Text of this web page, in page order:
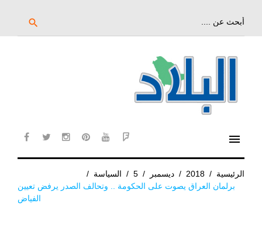
search
menu
الرئيسية /
2018
/ ديسمبر /
5
/ السياسة /
برلمان العراق يصوت على الحكومة .. وتحالف الصدر يرفض تعيين
الفياض